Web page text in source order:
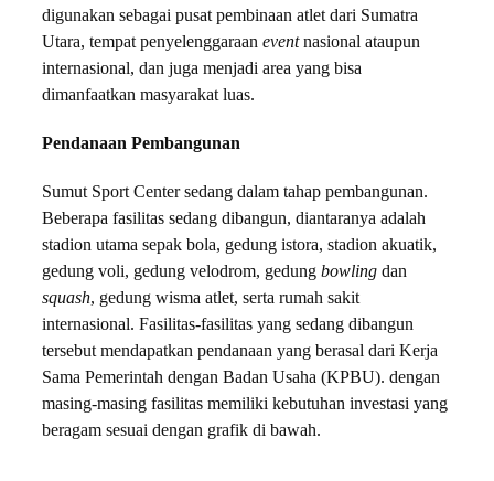
digunakan sebagai pusat pembinaan atlet dari Sumatra
Utara, tempat penyelenggaraan eventnasional ataupun
internasional, dan juga menjadi area yang bisa
dimanfaatkan masyarakat luas.
Pendanaan Pembangunan
Sumut Sport Center sedang dalam tahap pembangunan.
Beberapa fasilitas sedang dibangun, diantaranya adalah
stadion utama sepak bola, gedung istora, stadion akuatik,
gedung voli, gedung velodrom, gedung bowling dan
squash, gedung wisma atlet, serta rumah sakit
internasional. Fasilitas-fasilitas yang sedang dibangun
tersebut mendapatkan pendanaan yang berasal dari Kerja
Sama Pemerintah dengan Badan Usaha (KPBU). dengan
masing-masing fasilitas memiliki kebutuhan investasi yang
beragam sesuai dengan grafik di bawah.